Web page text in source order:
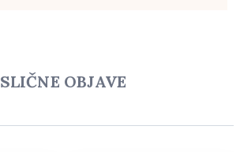
SLIČNE OBJAVE